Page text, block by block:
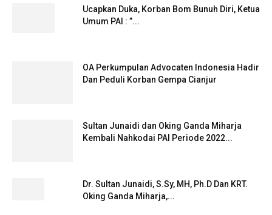
Ucapkan Duka, Korban Bom Bunuh Diri, Ketua
Umum PAI : ”...
OA Perkumpulan Advocaten Indonesia Hadir
Dan Peduli Korban Gempa Cianjur
Sultan Junaidi dan Oking Ganda Miharja
Kembali Nahkodai PAI Periode 2022...
Dr. Sultan Junaidi, S.Sy, MH, Ph.D Dan KRT.
Oking Ganda Miharja,...